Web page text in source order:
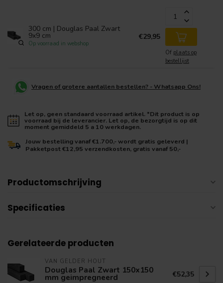
300 cm | Douglas Paal Zwart
9x9 cm
Op voorraad in webshop
€29,95
Of plaats op
bestellijst
Vragen of grotere aantallen bestellen? - Whatsapp Ons!
Let op, geen standaard voorraad artikel. *Dit product is op
voorraad bij de leverancier. Let op, de bezorgtijd is op dit
moment gemiddeld 5 a 10 werkdagen.
Jouw bestelling vanaf €1.700,- wordt gratis geleverd |
Pakketpost €12,95 verzendkosten, gratis vanaf 50,-
Productomschrijving
Specificaties
Gerelateerde producten
VAN GELDER HOUT
Douglas Paal Zwart 150x150
mm geimpregneerd €52,35